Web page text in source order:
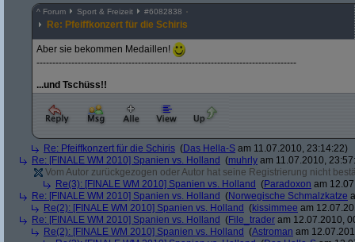
^ Forum Sport & Freizeit #6082838
Re: Pfeiffkonzert für die Schiris
Aber sie bekommen Medaillen!
----------------------------------------------------------------------------------
...und Tschüss!!
Re: Pfeiffkonzert für die Schiris (Das Hella-S am 11.07.2010, 23:14:22)
Re: [FINALE WM 2010] Spanien vs. Holland (muhrly am 11.07.2010,
Vom Autor zurückgezogen oder Autor hat seine Registrierung nicht
Re(3): [FINALE WM 2010] Spanien vs. Holland (Paradoxon am
Re: [FINALE WM 2010] Spanien vs. Holland (Norwegische Schmalzkatze
Re(2): [FINALE WM 2010] Spanien vs. Holland (kissimmee am
Re: [FINALE WM 2010] Spanien vs. Holland (File_trader am 12.07.2010,
Re(2): [FINALE WM 2010] Spanien vs. Holland (Astroman am